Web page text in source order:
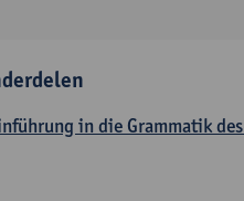
in die Grammatik